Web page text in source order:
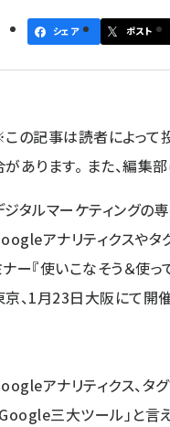
シェア ポスト
の記事は読者によって
があります。 また、編集
ジタルマーケティングの
アナリティクスや
ナー『使いこなそう＆使
京、1月23日大阪にて開
アナリティクス、
Google三大ツール」と言